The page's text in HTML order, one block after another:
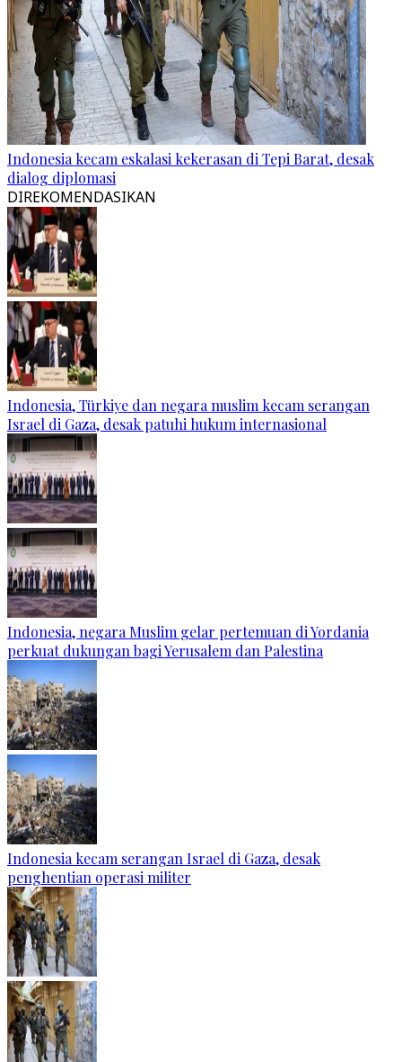
Indonesia kecam eskalasi kekerasan di Tepi Barat, desak
dialog diplomasi
DIREKOMENDASIKAN
Indonesia, Türkiye dan negara muslim kecam serangan
Israel di Gaza, desak patuhi hukum internasional
Indonesia, negara Muslim gelar pertemuan di Yordania
perkuat dukungan bagi Yerusalem dan Palestina
Indonesia kecam serangan Israel di Gaza, desak
penghentian operasi militer